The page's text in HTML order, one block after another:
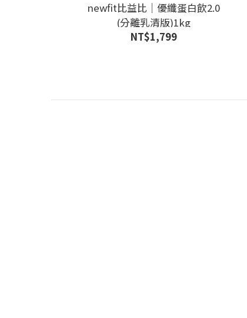
newfit比益比｜優纖蛋白飲2.0
(分離乳清版)1kg
NT$1,799